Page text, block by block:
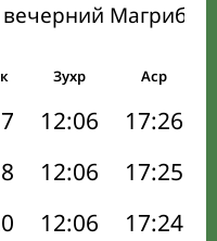
вечерний Магриб
Зухр Аср
12:06 17:26
12:06 17:25
12:06 17:24